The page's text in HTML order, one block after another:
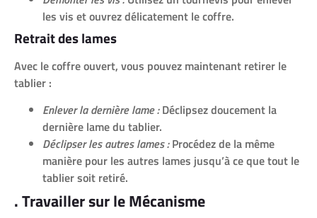
les vis et ouvrez délicatement le coffre.
Retrait des lames
Avec le coffre ouvert, vous pouvez maintenant retirer le
tablier :
Enlever la dernière lame :Déclipsez doucement la
dernière lame du tablier.
Déclipser les autres lames :Procédez de la même
manière pour les autres lames jusqu’à ce que tout le
tablier soit retiré.
. Travailler sur le Mécanisme